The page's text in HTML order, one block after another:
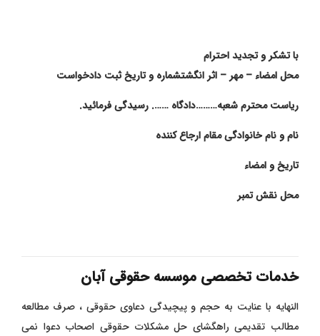
با تشکر و تجدید احترام
محل امضاء – مهر – اثر انگشتشماره و تاریخ ثبت دادخواست
ریاست محترم شعبه………دادگاه ……. رسیدگی فرمائید.
نام و نام خانوادگی مقام ارجاع کننده
تاریخ و امضاء
محل نقش تمبر
خدمات تخصصی موسسه حقوقی آبان
النهایه با عنایت به حجم و پیچیدگی دعاوی حقوقی ، صرف مطالعه
مطالب تقدیمی راهگشای حل مشکلات حقوقی اصحاب دعوا نمی